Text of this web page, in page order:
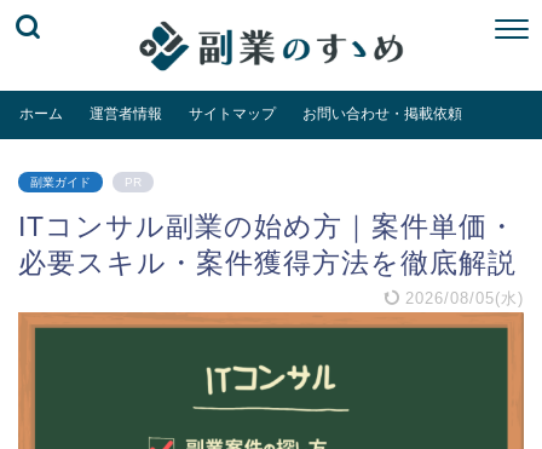
ホーム 運営者情報 サイトマップ お問い合わせ・掲載依頼
副業ガイド PR
ITコンサル副業の始め方｜案件単価・
必要スキル・案件獲得方法を徹底解説
2026/08/05(水)